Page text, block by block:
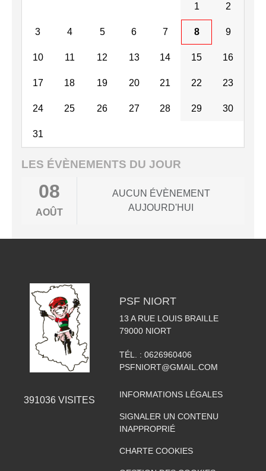
1 2
3 4 5 6 7 8 9
10 11 12 13 14 15 16
17 18 19 20 21 22 23
24 25 26 27 28 29 30
31
LES ÉVÈNEMENTS DU JOUR
08
AOÛT
AUCUN ÉVÈNEMENT
AUJOURD'HUI
391036 VISITES
PSF NIORT
13 A RUE LOUIS BRAILLE
79000 NIORT
TÉL. : 0626960406
PSFNIORT@GMAIL.COM
INFORMATIONS LÉGALES
SIGNALER UN CONTENU
INAPPROPRIÉ
CHARTE COOKIES